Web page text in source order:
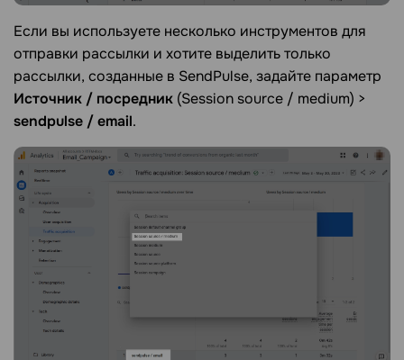
Если вы используете несколько инструментов для
отправки рассылки и хотите выделить только
рассылки, созданные в SendPulse, задайте параметр
Источник / посредник (Session source / medium) >
sendpulse / email.